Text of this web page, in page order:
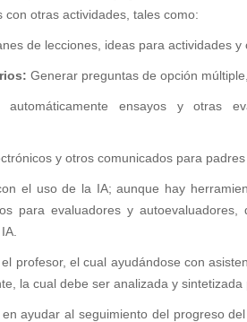
otras actividades, tales como:
de lecciones, ideas para actividades
Generar preguntas de opción
automáticamente ensayos y otras
y otros comunicados para
el uso de la IA; aunque hay
para evaluadores y
profesor, el cual ayudándose con
la cual debe ser analizada y
ayudar al seguimiento del progreso